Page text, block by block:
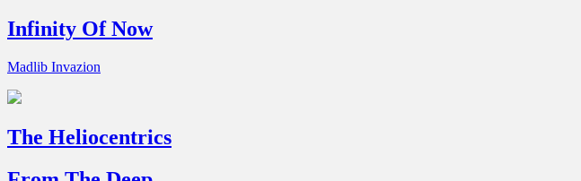
Infinity Of Now
Madlib Invazion
The Heliocentrics